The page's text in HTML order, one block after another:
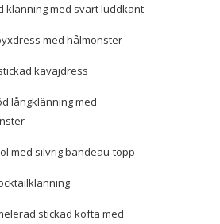
klänning med svart luddkant
med hålmönster
kavajdress
långklänning med
med silvrig bandeau-topp
stickad kofta med